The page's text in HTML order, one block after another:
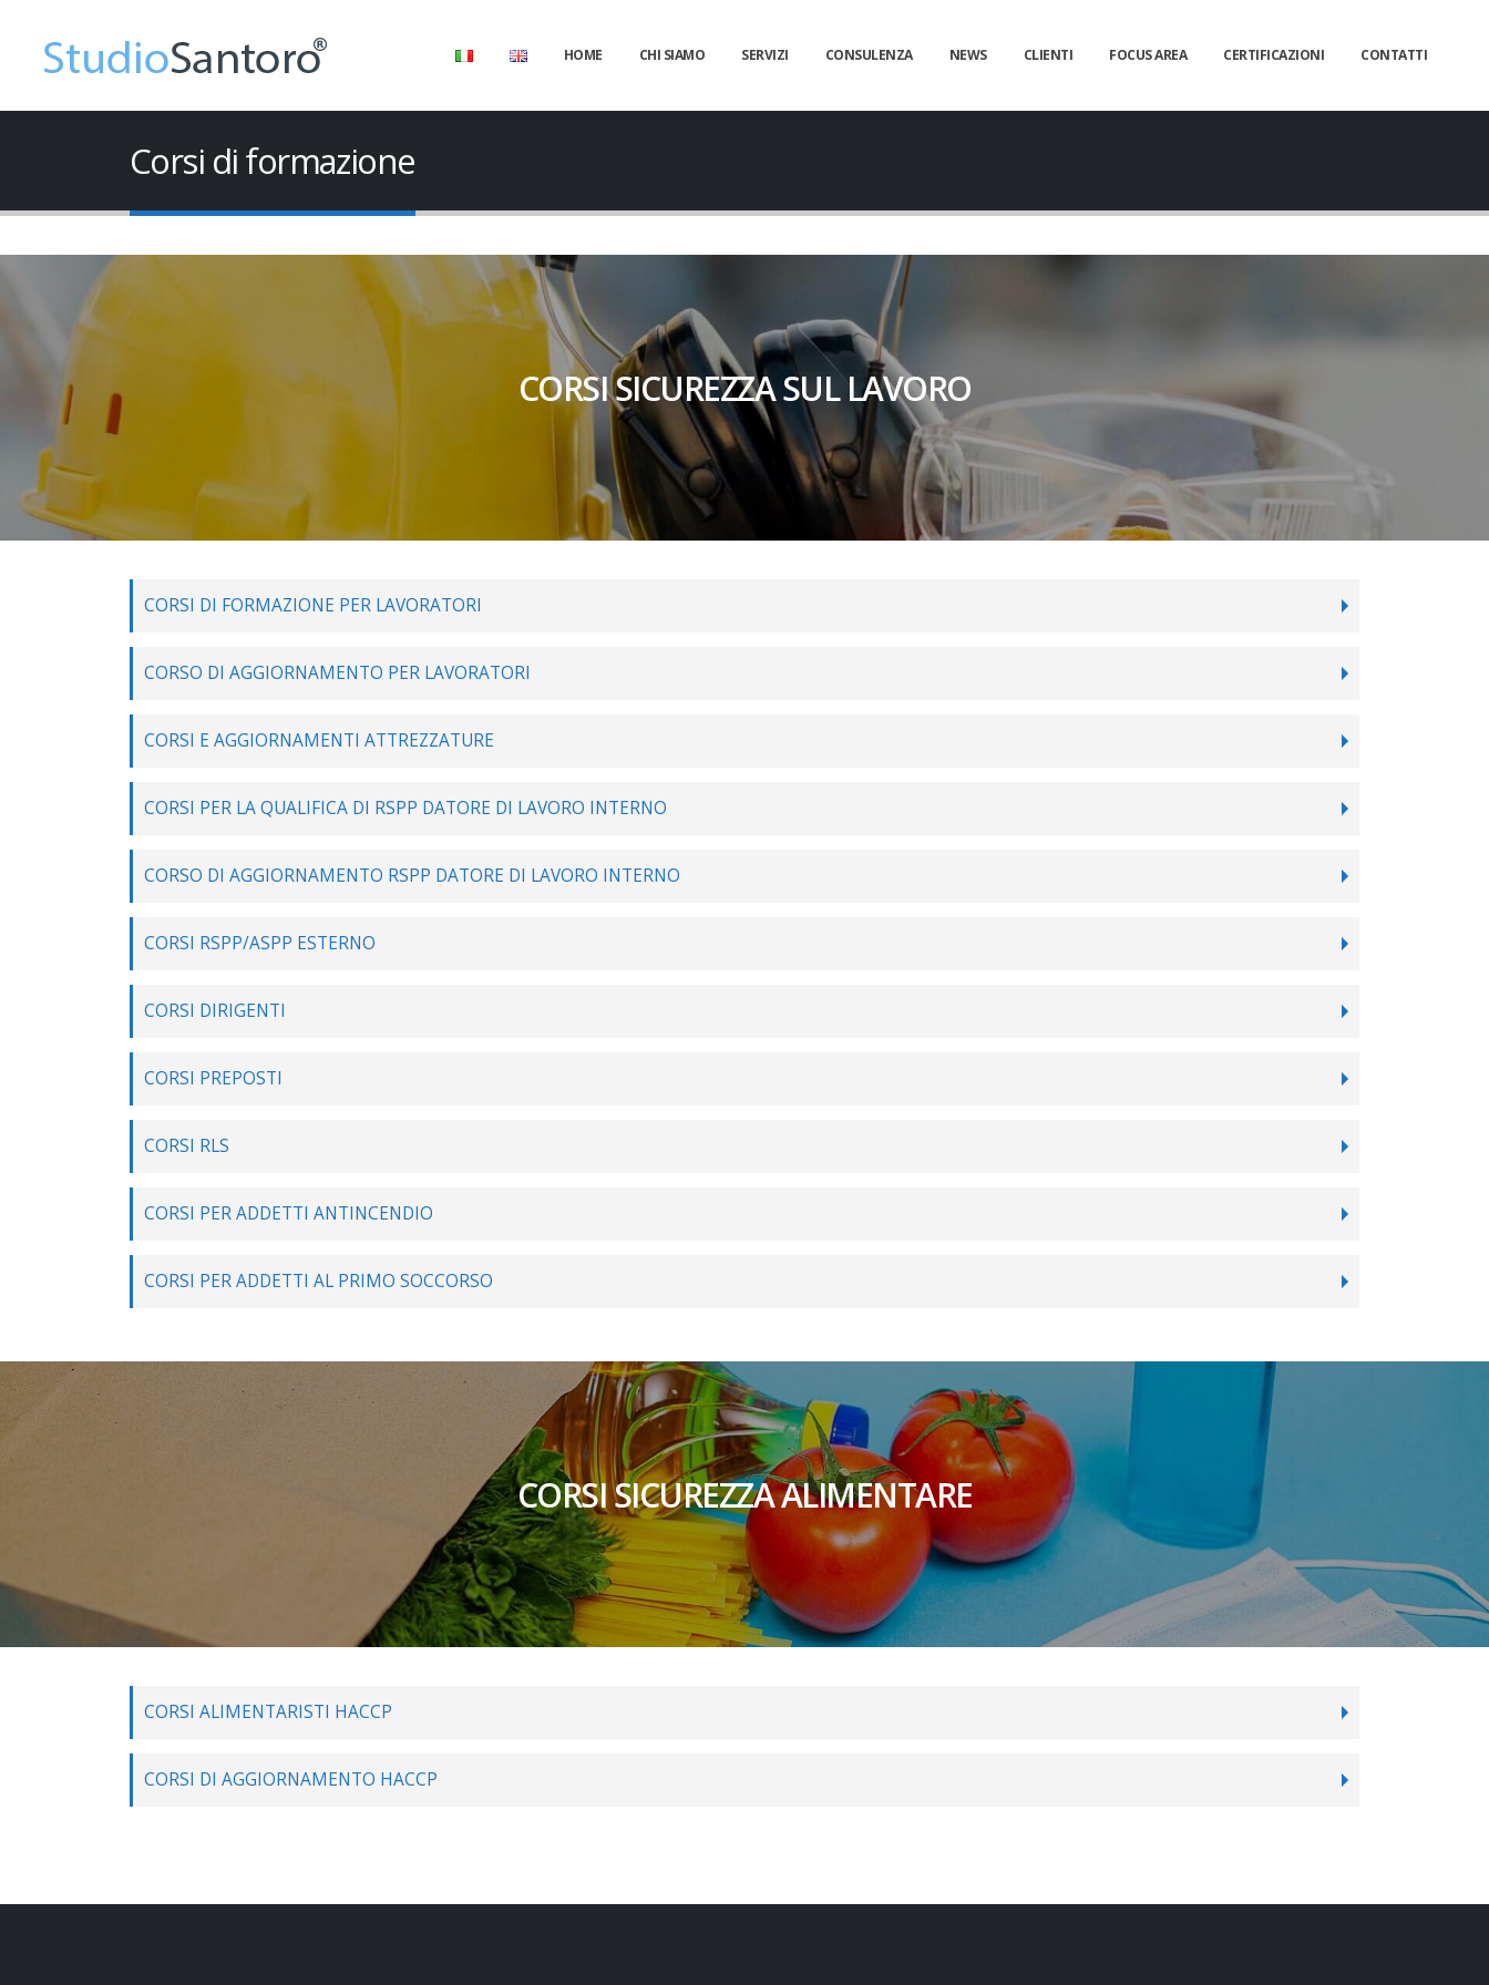
HOME CHI SIAMO SERVIZI CONSULENZA NEWS CLIENTI FOCUS AREA CERTIFICAZIONI CONTATTI
Corsi di formazione
CORSI SICUREZZA SUL LAVORO
CORSI DI FORMAZIONE PER LAVORATORI
CORSO DI AGGIORNAMENTO PER LAVORATORI
CORSI E AGGIORNAMENTI ATTREZZATURE
CORSI PER LA QUALIFICA DI RSPP DATORE DI LAVORO INTERNO
CORSO DI AGGIORNAMENTO RSPP DATORE DI LAVORO INTERNO
CORSI RSPP/ASPP ESTERNO
CORSI DIRIGENTI
CORSI PREPOSTI
CORSI RLS
CORSI PER ADDETTI ANTINCENDIO
CORSI PER ADDETTI AL PRIMO SOCCORSO
CORSI SICUREZZA ALIMENTARE
CORSI ALIMENTARISTI HACCP
CORSI DI AGGIORNAMENTO HACCP